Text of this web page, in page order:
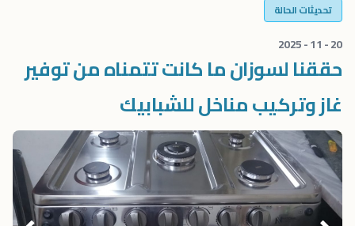
تحديثات الحالة
20 - 11 - 2025
حققنا لسوزان ما كانت تتمناه من توفير
غاز وتركيب مناخل للشبابيك